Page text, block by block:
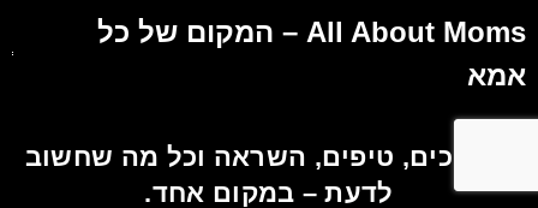
All About Moms – המקום של כל
אמא
מדריכים, טיפים, השראה וכל מה שחשוב
לדעת – במקום אחד.